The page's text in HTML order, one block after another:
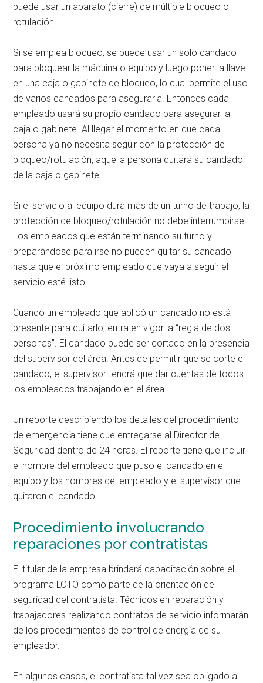
puede usar un aparato (cierre) de múltiple bloqueo o
rotulación.
Si se emplea bloqueo, se puede usar un solo candado
para bloquear la máquina o equipo y luego poner la llave
en una caja o gabinete de bloqueo, lo cual permite el uso
de varios candados para asegurarla. Entonces cada
empleado usará su propio candado para asegurar la
caja o gabinete. Al llegar el momento en que cada
persona ya no necesita seguir con la protección de
bloqueo/rotulación, aquella persona quitará su candado
de la caja o gabinete.
Si el servicio al equipo dura más de un turno de trabajo, la
protección de bloqueo/rotulación no debe interrumpirse.
Los empleados que están terminando su turno y
preparándose para irse no pueden quitar su candado
hasta que el próximo empleado que vaya a seguir el
servicio esté listo.
Cuando un empleado que aplicó un candado no está
presente para quitarlo, entra en vigor la “regla de dos
personas”. El candado puede ser cortado en la presencia
del supervisor del área. Antes de permitir que se corte el
candado, el supervisor tendrá que dar cuentas de todos
los empleados trabajando en el área.
Un reporte describiendo los detalles del procedimiento
de emergencia tiene que entregarse al Director de
Seguridad dentro de 24 horas. El reporte tiene que incluir
el nombre del empleado que puso el candado en el
equipo y los nombres del empleado y el supervisor que
quitaron el candado.
Procedimiento involucrando
reparaciones por contratistas
El titular de la empresa brindará capacitación sobre el
programa LOTO como parte de la orientación de
seguridad del contratista. Técnicos en reparación y
trabajadores realizando contratos de servicio informarán
de los procedimientos de control de energía de su
empleador.
En algunos casos, el contratista tal vez sea obligado a